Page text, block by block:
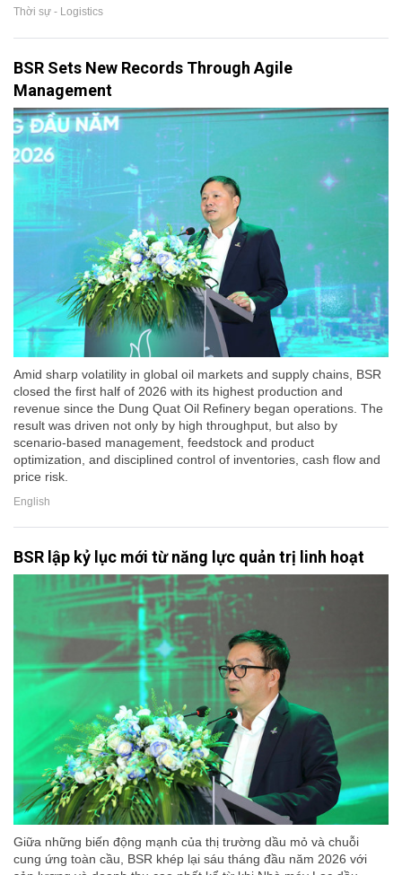
Thời sự - Logistics
BSR Sets New Records Through Agile
Management
Amid sharp volatility in global oil markets and supply chains, BSR
closed the first half of 2026 with its highest production and
revenue since the Dung Quat Oil Refinery began operations. The
result was driven not only by high throughput, but also by
scenario-based management, feedstock and product
optimization, and disciplined control of inventories, cash flow and
price risk.
English
BSR lập kỷ lục mới từ năng lực quản trị linh hoạt
Giữa những biến động mạnh của thị trường dầu mỏ và chuỗi
cung ứng toàn cầu, BSR khép lại sáu tháng đầu năm 2026 với